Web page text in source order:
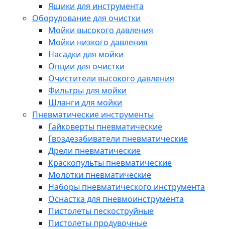
Ящики для инструмента
Оборудование для очистки
Мойки высокого давления
Мойки низкого давления
Насадки для мойки
Опции для очистки
Очистители высокого давления
Фильтры для мойки
Шланги для мойки
Пневматические инструменты
Гайковерты пневматические
Гвоздезабиватели пневматические
Дрели пневматические
Краскопульты пневматические
Молотки пневматические
Наборы пневматического инструмента
Оснастка для пневмоинструмента
Пистолеты пескоструйные
Пистолеты продувочные